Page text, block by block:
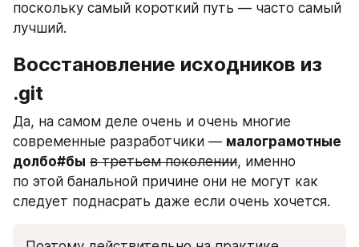
поскольку самый короткий путь — часто самый
лучший.
Восстановление исходников из
.git
Да, на самом деле очень и очень многие
современные разработчики — малограмотные
долбо#бы в третьем поколении, именно
по этой банальной причине они не могут как
следует поднасрать даже если очень хочется.